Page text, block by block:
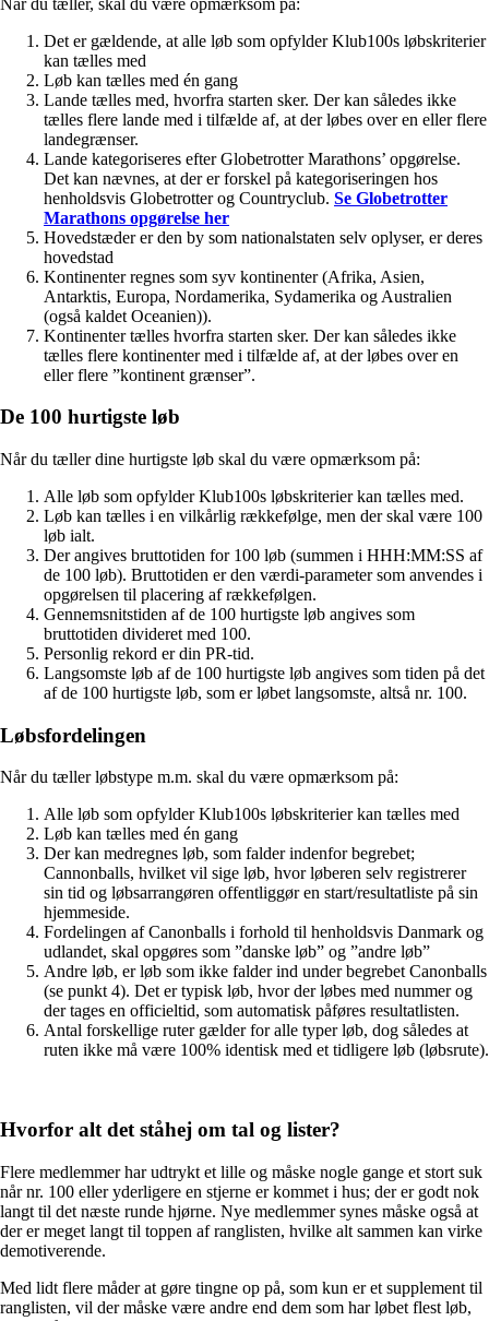
Det er gældende, at alle løb som opfylder Klub100s løbskriterier
kan tælles med
Løb kan tælles med én gang
Lande tælles med, hvorfra starten sker. Der kan således ikke
tælles flere lande med i tilfælde af, at der løbes over en eller flere
landegrænser.
Lande kategoriseres efter Globetrotter Marathons’ opgørelse.
Det kan nævnes, at der er forskel på kategoriseringen hos
henholdsvis Globetrotter og Countryclub. Se Globetrotter
Marathons opgørelse her
Hovedstæder er den by som nationalstaten selv oplyser, er deres
hovedstad
Kontinenter regnes som syv kontinenter (Afrika, Asien,
Antarktis, Europa, Nordamerika, Sydamerika og Australien
(også kaldet Oceanien)).
Kontinenter tælles hvorfra starten sker. Der kan således ikke
tælles flere kontinenter med i tilfælde af, at der løbes over en
eller flere ”kontinent grænser”.
De 100 hurtigste løb
Når du tæller dine hurtigste løb skal du være opmærksom på:
Alle løb som opfylder Klub100s løbskriterier kan tælles med.
Løb kan tælles i en vilkårlig rækkefølge, men der skal være 100
løb ialt.
Der angives bruttotiden for 100 løb (summen i HHH:MM:SS af
de 100 løb). Bruttotiden er den værdi-parameter som anvendes i
opgørelsen til placering af rækkefølgen.
Gennemsnitstiden af de 100 hurtigste løb angives som
bruttotiden divideret med 100.
Personlig rekord er din PR-tid.
Langsomste løb af de 100 hurtigste løb angives som tiden på det
af de 100 hurtigste løb, som er løbet langsomste, altså nr. 100.
Løbsfordelingen
Når du tæller løbstype m.m. skal du være opmærksom på:
Alle løb som opfylder Klub100s løbskriterier kan tælles med
Løb kan tælles med én gang
Der kan medregnes løb, som falder indenfor begrebet;
Cannonballs, hvilket vil sige løb, hvor løberen selv registrerer
sin tid og løbsarrangøren offentliggør en start/resultatliste på sin
hjemmeside.
Fordelingen af Canonballs i forhold til henholdsvis Danmark og
udlandet, skal opgøres som ”danske løb” og ”andre løb”
Andre løb, er løb som ikke falder ind under begrebet Canonballs
(se punkt 4). Det er typisk løb, hvor der løbes med nummer og
der tages en officieltid, som automatisk påføres resultatlisten.
Antal forskellige ruter gælder for alle typer løb, dog således at
ruten ikke må være 100% identisk med et tidligere løb (løbsrute).
Hvorfor alt det ståhej om tal og lister?
Flere medlemmer har udtrykt et lille og måske nogle gange et stort suk
når nr. 100 eller yderligere en stjerne er kommet i hus; der er godt nok
langt til det næste runde hjørne. Nye medlemmer synes måske også at
der er meget langt til toppen af ranglisten, hvilke alt sammen kan virke
demotiverende.
Med lidt flere måder at gøre tingne op på, som kun er et supplement til
ranglisten, vil der måske være andre end dem som har løbet flest løb,